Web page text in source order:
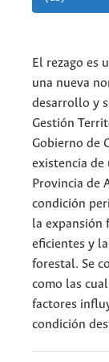
El rezago es
una nueva
desarrollo y
Gestión
Gobierno de
existencia
Provincia de
condición
la expansión
eficientes y
forestal. Se
como las
factores
condición